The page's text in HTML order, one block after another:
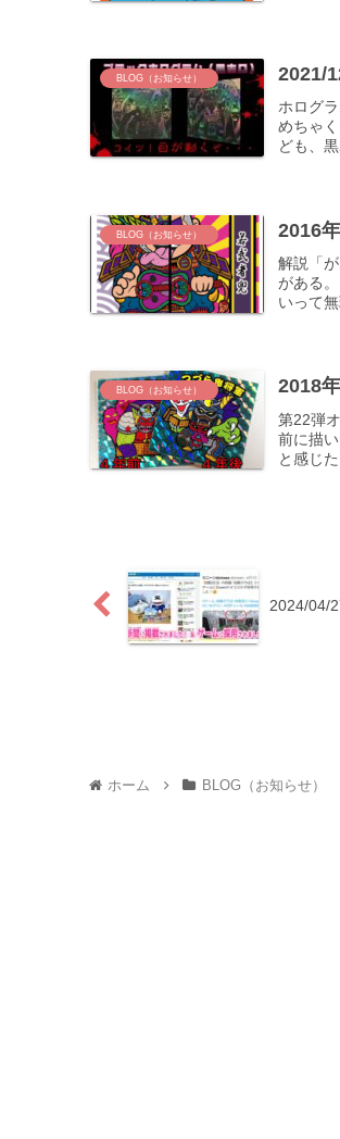
BLOG（お知らせ） 2021/
ホログ
めちゃ
ども、
BLOG（お知らせ） 2016
解説「
がある
いって
BLOG（お知らせ） 2018
第22弾
前に描
と感じ
2024/04/
ホーム BLOG（お知らせ）